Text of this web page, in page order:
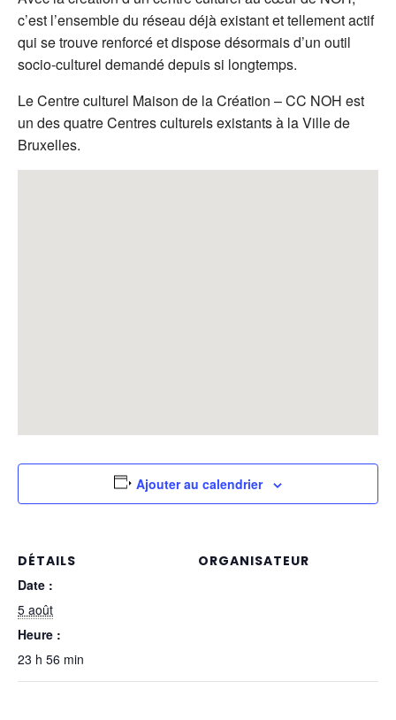
c’est l’ensemble du réseau déjà existant et tellement actif
qui se trouve renforcé et dispose désormais d’un outil
socio-culturel demandé depuis si longtemps.
Le Centre culturel Maison de la Création – CC NOH est
un des quatre Centres culturels existants à la Ville de
Bruxelles.
Ajouter au calendrier
DÉTAILS
Date :
5 août
Heure :
23 h 56 min
ORGANISATEUR